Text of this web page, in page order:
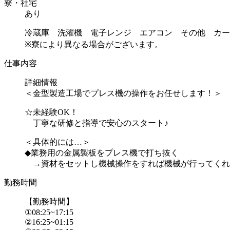
寮・社宅
あり
冷蔵庫 洗濯機 電子レンジ エアコン その他 カー
※寮により異なる場合がございます。
仕事内容
詳細情報
＜金型製造工場でプレス機の操作をお任せします！＞
☆未経験OK！
丁寧な研修と指導で安心のスタート♪
＜具体的には…＞
◆業務用の金属製板をプレス機で打ち抜く
→資材をセットし機械操作をすれば機械が行ってくれ
勤務時間
【勤務時間】
①08:25~17:15
②16:25~01:15